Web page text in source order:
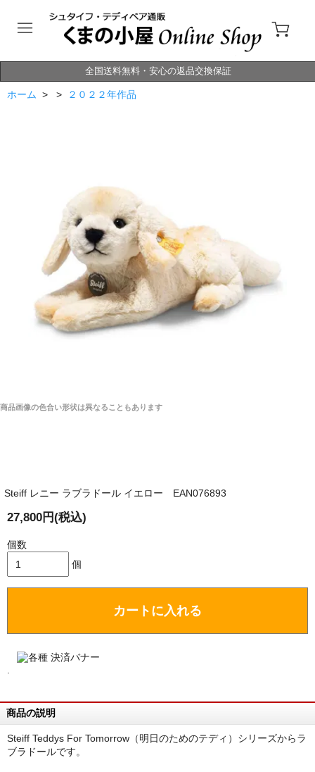
全国送料無料・安心の返品交換保証
ホーム > > ２０２２年作品
商品画像の色合い形状は異なることもあります
Steiff レニー ラブラドール イエロー EAN076893
27,800円(税込)
個数
個
カートに入れる
商品の説明
Steiff Teddys For Tomorrow（明日のためのテディ）シリーズからラ
ブラドールです。